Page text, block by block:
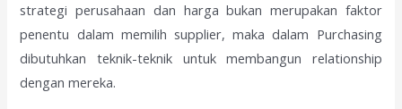
strategi perusahaan dan harga bukan merupakan faktor
penentu dalam memilih supplier, maka dalam Purchasing
dibutuhkan teknik-teknik untuk membangun relationship
dengan mereka.